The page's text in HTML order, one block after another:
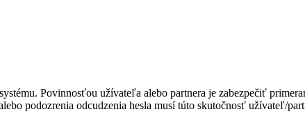
Povinnosťou užívateľa alebo partnera je zabezpečiť
podozrenia odcudzenia hesla musí túto skutočnosť užívateľ/